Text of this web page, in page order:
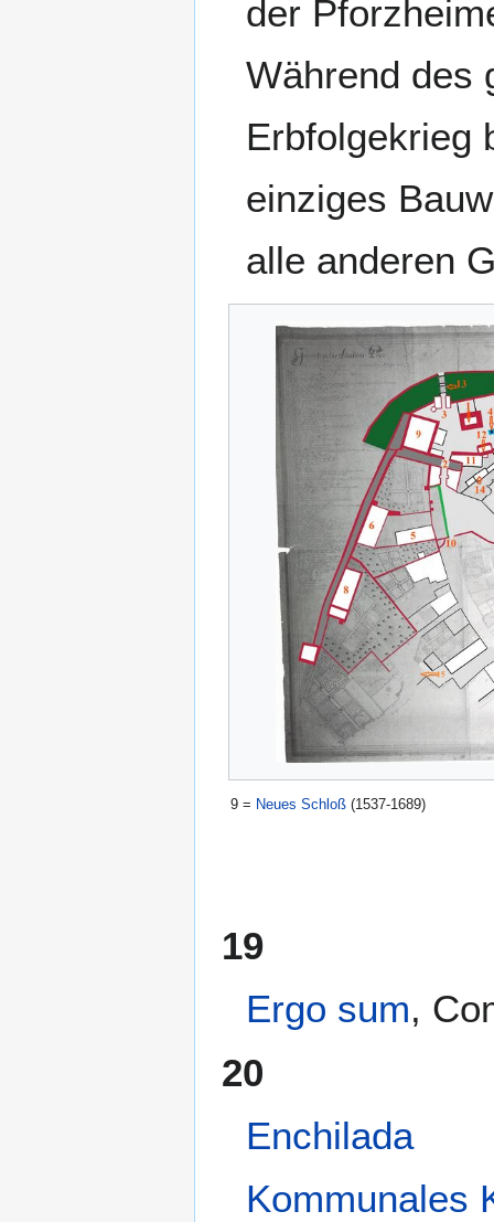
der
Während des
Erbfolgekrieg
einziges
alle anderen
9 = Neues Schloß (1537-1689)
19
Ergo sum,
20
Enchilada
Kommunales